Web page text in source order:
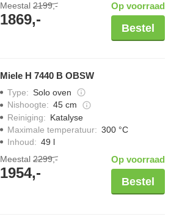
Meestal 2199,-
1869,-
Op voorraad
Bestel
Miele H 7440 B OBSW
Type: Solo oven
Nishoogte: 45 cm
Reiniging: Katalyse
Maximale temperatuur: 300 °C
Inhoud: 49 l
Meestal 2299,-
1954,-
Op voorraad
Bestel